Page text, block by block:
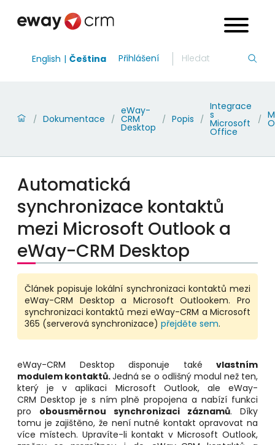
English Čeština Přihlášení
/ Dokumentace /
eWay-
CRM
Desktop
/ Popis /
Integrace
s
Microsoft
Office
/
Automatická
synchronizace kontaktů
mezi Microsoft Outlook a
eWay-CRM Desktop
Článek popisuje lokální synchronizaci kontaktů mezi
eWay-CRM Desktop a Microsoft Outlookem. Pro
synchronizaci kontaktů mezi eWay-CRM a Microsoft
365 (serverová synchronizace) přejděte sem.
eWay-CRM Desktop disponuje také vlastním
modulem kontaktů.Jedná se o odlišný modul než ten,
který je v aplikaci Microsoft Outlook, ale eWay-
CRM Desktop je s ním plně propojena a nabízí funkci
pro obousměrnou synchronizaci záznamů. Díky
tomu je zajištěno, že není nutné kontakt opravovat na
více místech. Upravíte-li kontakt v Microsoft Outlook,